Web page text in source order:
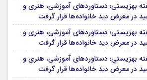
بهزیستی؛ دستاوردهای آموزشی، هنری و
در معرض دید خانواده‌ها قرار گرفت
بهزیستی؛ دستاوردهای آموزشی، هنری و
در معرض دید خانواده‌ها قرار گرفت
بهزیستی؛ دستاوردهای آموزشی، هنری و
در معرض دید خانواده‌ها قرار گرفت